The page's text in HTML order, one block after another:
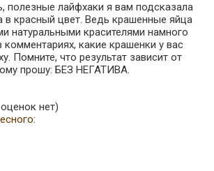
полезные лайфхаки я вам подсказала
в красный цвет. Ведь крашенные яйца
натуральными красителями намного
какие крашенки у вас
Помните, что результат зависит от
прошу: БЕЗ НЕГАТИВА.
нет)